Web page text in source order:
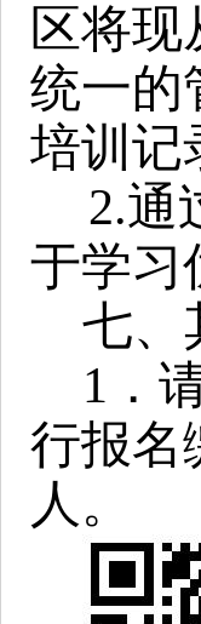
区将
统一的
培训记
2.通
于学习
七、
1．
行报名
人。